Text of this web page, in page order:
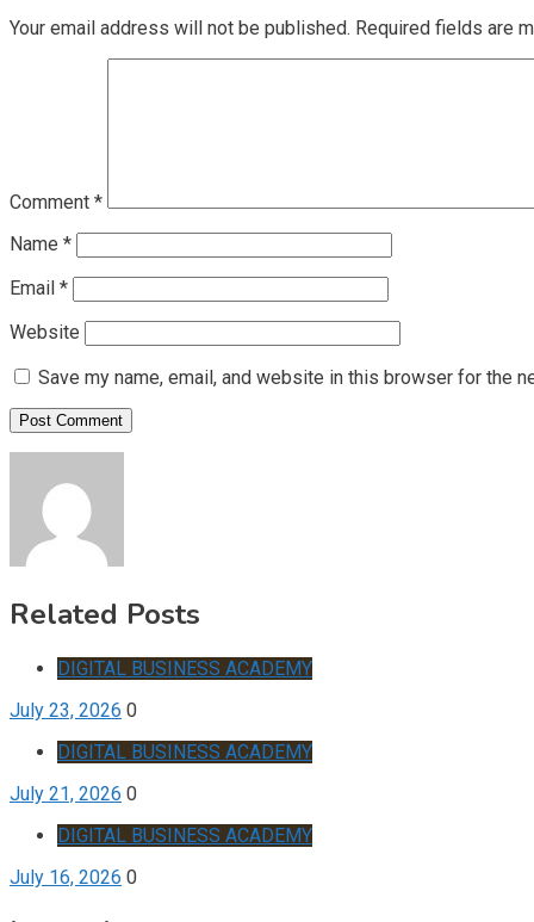
Your email address will not be published. Required fields are
Comment *
Name *
Email *
Website
Save my name, email, and website in this browser for the
Related Posts
DIGITAL BUSINESS ACADEMY
July 23, 2026 0
DIGITAL BUSINESS ACADEMY
July 21, 2026 0
DIGITAL BUSINESS ACADEMY
July 16, 2026 0